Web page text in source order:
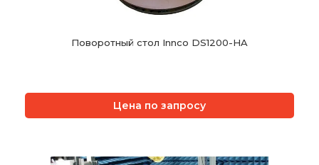
Поворотный стол Innco DS1200-HA
Цена по запросу